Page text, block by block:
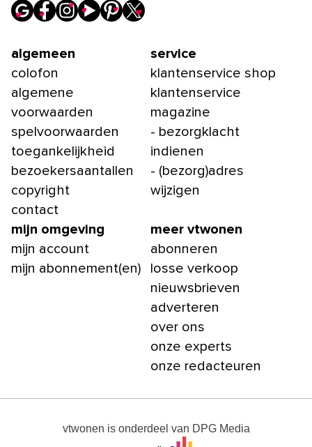
algemeen
colofon
algemene
voorwaarden
spelvoorwaarden
toegankelijkheid
bezoekersaantallen
copyright
contact
service
klantenservice shop
klantenservice
magazine
- bezorgklacht
indienen
- (bezorg)adres
wijzigen
mijn omgeving
mijn account
mijn abonnement(en)
meer vtwonen
abonneren
losse verkoop
nieuwsbrieven
adverteren
over ons
onze experts
onze redacteuren
vtwonen is onderdeel van DPG Media